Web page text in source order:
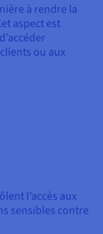
à rendre la
aspect est
ou aux
l’accès aux
sensibles contre